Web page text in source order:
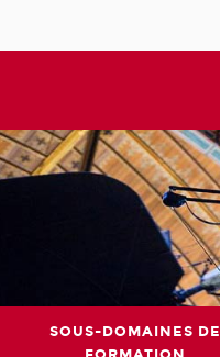
SOUS-DOMAINES DE